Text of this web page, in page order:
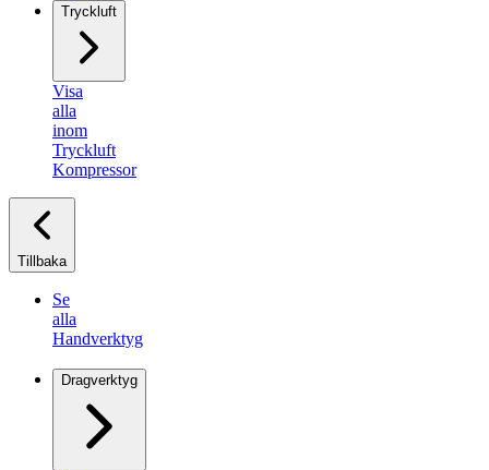
Tryckluft
Visa
alla
inom
Tryckluft
Kompressor
Tillbaka
Se
alla
Handverktyg
Dragverktyg